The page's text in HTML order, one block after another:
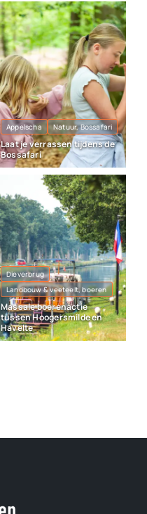
Appelscha Natuur, Bossafari
Laat je verrassen tijdens de
Bossafari
Dieverbrug
Landbouw & veeteelt, boeren
Massale boerenactie
tussen Hoogersmilde en
Havelte